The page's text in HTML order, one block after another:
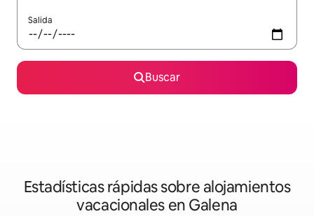
Salida
Buscar
Estadísticas rápidas sobre alojamientos
vacacionales en Galena